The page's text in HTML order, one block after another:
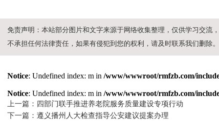
免责声明：本站部分图片和文字来源于网络收集整理，仅供学习交流
不承担任何法律责任，如果有侵犯到您的权利，请及时联系我们删除。
Notice: Undefined index: m in /www/wwwroot/rmfzb.com/
Notice: Undefined index: m in /www/wwwroot/rmfzb.com/
上一篇：四部门联手推进养老院服务质量建设专项行动
下一篇：遵义播州人大检查指导公安建议提案办理